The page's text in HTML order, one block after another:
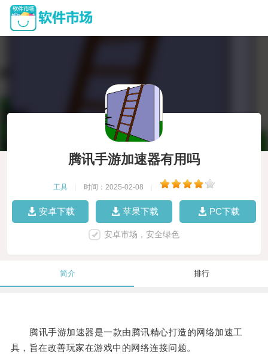
腾讯手游加速器有用吗
工具 时间：2025-02-08
安卓下载 苹果下载 PC下载
安卓市场，安全绿色
简介 排行
腾讯手游加速器是一款由腾讯精心打造的网络加速工
具，旨在改善玩家在游戏中的网络连接问题。